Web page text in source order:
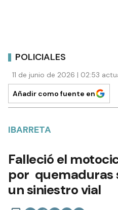
POLICIALES
11 de junio de 2026 | 02:53
Añadir como fuente en
IBARRETA
Falleció el
por quemaduras
un siniestro vial